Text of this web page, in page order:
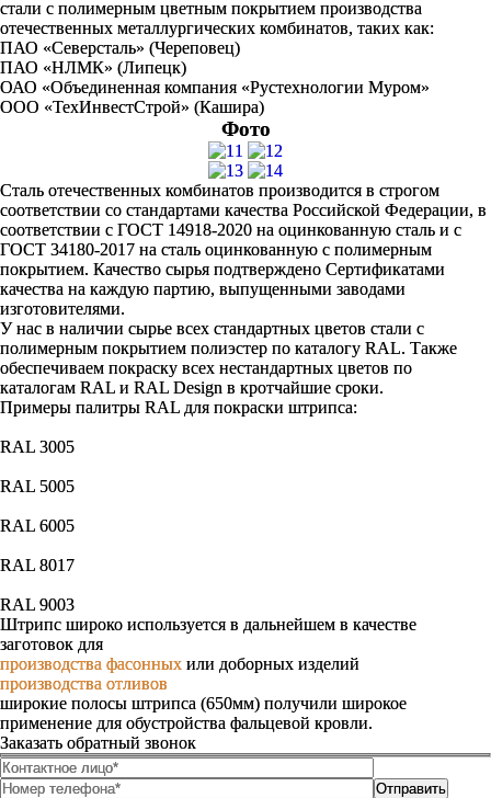
стали с полимерным цветным покрытием производства
отечественных металлургических комбинатов, таких как:
ПАО «Северсталь» (Череповец)
ПАО «НЛМК» (Липецк)
ОАО «Объединенная компания «Рустехнологии Муром»
ООО «ТехИнвестСтрой» (Кашира)
Фото
Сталь отечественных комбинатов производится в строгом
соответствии со стандартами качества Российской Федерации, в
соответствии с ГОСТ 14918-2020 на оцинкованную сталь и с
ГОСТ 34180-2017 на сталь оцинкованную с полимерным
покрытием. Качество сырья подтверждено Сертификатами
качества на каждую партию, выпущенными заводами
изготовителями.
У нас в наличии сырье всех стандартных цветов стали с
полимерным покрытием полиэстер по каталогу RAL. Также
обеспечиваем покраску всех нестандартных цветов по
каталогам RAL и RAL Design в кротчайшие сроки.
Примеры палитры RAL для покраски штрипса:
RAL 3005
RAL 5005
RAL 6005
RAL 8017
RAL 9003
Штрипс широко используется в дальнейшем в качестве
заготовок для
производства фасонных или доборных изделий
производства отливов
широкие полосы штрипса (650мм) получили широкое
применение для обустройства фальцевой кровли.
Заказать обратный звонок